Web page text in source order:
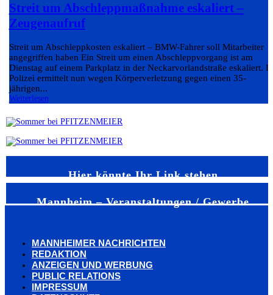
Streit um Abschleppmaßnahme eskaliert –
Zeugenaufruf
Streit um Abschleppkosten eskaliert – BMW-Fahrer soll Mitarbeiter
angegriffen haben Ein Streit um einen Abschleppvorgang ist am
Dienstag auf einem Parkplatz in der Neckarvorlandstraße eskaliert.
Polizei ermittelt nun wegen Körperverletzung gegen einen 35-
jährigen...
Weiterlesen
Hier könnte Ihr Link stehen
Mannheim – Veranstaltungen / Gewerbe
MANNHEIMER NACHRICHTEN
REDAKTION
ANZEIGEN UND WERBUNG
PUBLIC RELATIONS
IMPRESSUM